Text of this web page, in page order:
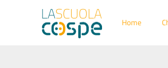
Home